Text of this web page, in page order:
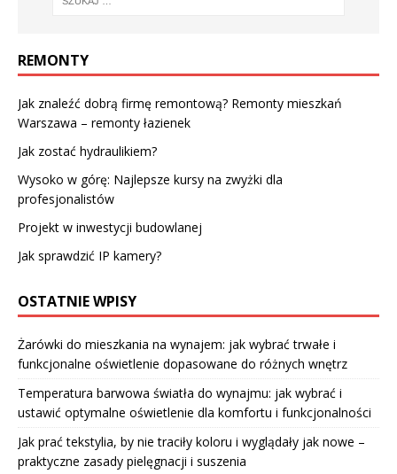
REMONTY
Jak znaleźć dobrą firmę remontową? Remonty mieszkań
Warszawa – remonty łazienek
Jak zostać hydraulikiem?
Wysoko w górę: Najlepsze kursy na zwyżki dla
profesjonalistów
Projekt w inwestycji budowlanej
Jak sprawdzić IP kamery?
OSTATNIE WPISY
Żarówki do mieszkania na wynajem: jak wybrać trwałe i
funkcjonalne oświetlenie dopasowane do różnych wnętrz
Temperatura barwowa światła do wynajmu: jak wybrać i
ustawić optymalne oświetlenie dla komfortu i funkcjonalności
Jak prać tekstylia, by nie traciły koloru i wyglądały jak nowe –
praktyczne zasady pielęgnacji i suszenia